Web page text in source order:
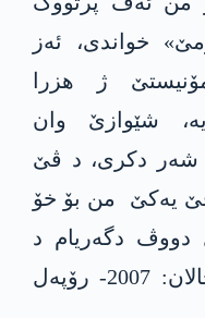
خواندی، ئەز
ژ هزرا
شێوازێ وان
شەر دکری، د ڤێ
ڤێ یەکێ من بۆ خۆ
دووڤ دگەریام د
سۆسیالیزمێ دا هەیە. «ئۆجالان: 2007- رۆپەل